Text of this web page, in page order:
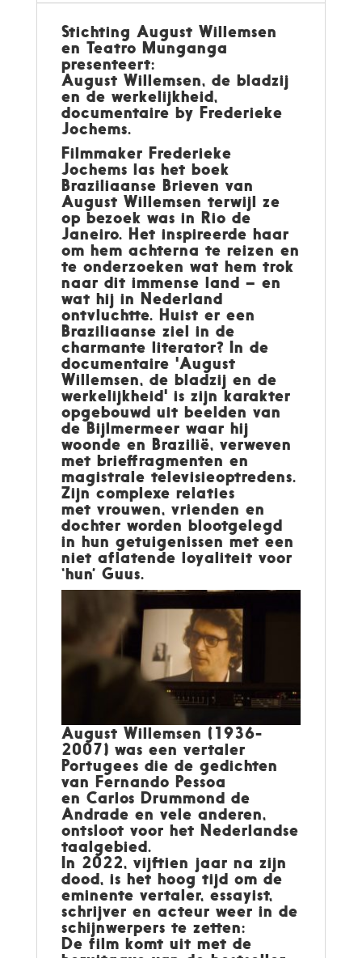
Stichting August Willemsen
en Teatro Munganga
presenteert:
August Willemsen, de bladzij
en de werkelijkheid,
documentaire by Frederieke
Jochems.
Filmmaker Frederieke
Jochems las het boek
Braziliaanse Brieven van
August Willemsen terwijl ze
op bezoek was in Rio de
Janeiro. Het inspireerde haar
om hem achterna te reizen en
te onderzoeken wat hem trok
naar dit immense land – en
wat hij in Nederland
ontvluchtte. Huist er een
Braziliaanse ziel in de
charmante literator? In de
documentaire 'August
Willemsen, de bladzij en de
werkelijkheid' is zijn karakter
opgebouwd uit beelden van
de Bijlmermeer waar hij
woonde en Brazilië, verweven
met brieffragmenten en
magistrale televisieoptredens.
Zijn complexe relaties
met vrouwen, vrienden en
dochter worden blootgelegd
in hun getuigenissen met een
niet aflatende loyaliteit voor
‘hun’ Guus.
August Willemsen (1936-
2007) was een vertaler
Portugees die de gedichten
van Fernando Pessoa
en Carlos Drummond de
Andrade en vele anderen,
ontsloot voor het Nederlandse
taalgebied.
In 2022, vijftien jaar na zijn
dood, is het hoog tijd om de
eminente vertaler, essayist,
schrijver en acteur weer in de
schijnwerpers te zetten:
De film komt uit met de